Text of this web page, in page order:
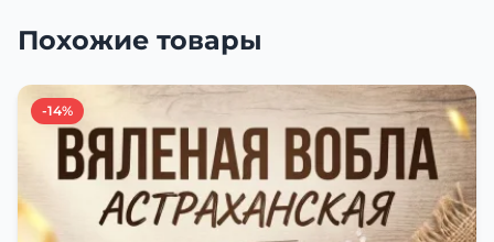
Похожие товары
-14%